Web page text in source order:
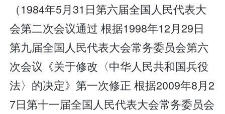
（1984年5月31日第六届全国人民代表大
会第二次会议通过 根据1998年12月29日
第九届全国人民代表大会常务委员会第六
次会议《关于修改〈中华人民共和国兵役
法〉的决定》第一次修正 根据2009年8月2
7日第十一届全国人民代表大会常务委员会